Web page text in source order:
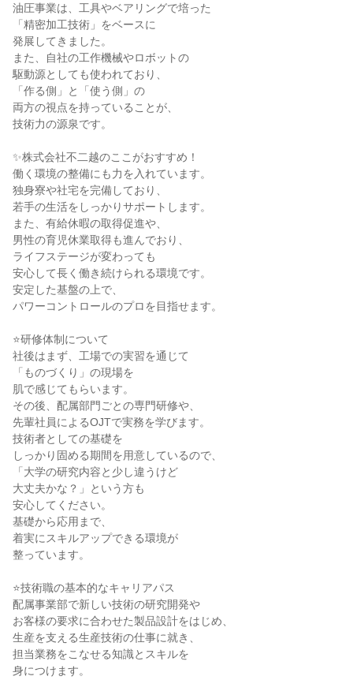
油圧事業は、工具やベアリングで培った
「精密加工技術」をベースに
発展してきました。
また、自社の工作機械やロボットの
駆動源としても使われており、
「作る側」と「使う側」の
両方の視点を持っていることが、
技術力の源泉です。
✨株式会社不二越のここがおすすめ！
働く環境の整備にも力を入れています。
独身寮や社宅を完備しており、
若手の生活をしっかりサポートします。
また、有給休暇の取得促進や、
男性の育児休業取得も進んでおり、
ライフステージが変わっても
安心して長く働き続けられる環境です。
安定した基盤の上で、
パワーコントロールのプロを目指せます。
⭐研修体制について
社後はまず、工場での実習を通じて
「ものづくり」の現場を
肌で感じてもらいます。
その後、配属部門ごとの専門研修や、
先輩社員によるOJTで実務を学びます。
技術者としての基礎を
しっかり固める期間を用意しているので、
「大学の研究内容と少し違うけど
大丈夫かな？」という方も
安心してください。
基礎から応用まで、
着実にスキルアップできる環境が
整っています。
⭐技術職の基本的なキャリアパス
配属事業部で新しい技術の研究開発や
お客様の要求に合わせた製品設計をはじめ、
生産を支える生産技術の仕事に就き、
担当業務をこなせる知識とスキルを
身につけます。